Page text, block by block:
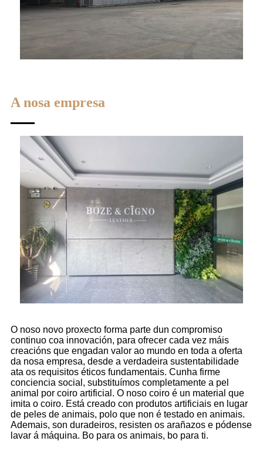
A nosa empresa
O noso novo proxecto forma parte dun compromiso
continuo coa innovación, para ofrecer cada vez máis
creacións que engadan valor ao mundo en toda a oferta
da nosa empresa, desde a verdadeira sustentabilidade
ata os requisitos éticos fundamentais. Cunha firme
conciencia social, substituímos completamente a pel
animal por coiro artificial. O noso coiro é un material que
imita o coiro. Está creado con produtos artificiais en lugar
de peles de animais, polo que non é testado en animais.
Ademais, son duradeiros, resisten os arañazos e pódense
lavar á máquina. Bo para os animais, bo para ti.